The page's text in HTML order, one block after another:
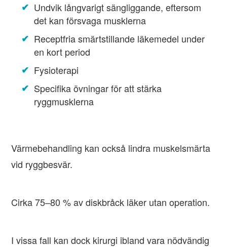
Undvik långvarigt sängliggande, eftersom
det kan försvaga musklerna
Receptfria smärtstillande läkemedel under
en kort period
Fysioterapi
Specifika övningar för att stärka
ryggmusklerna
Värmebehandling kan också lindra muskelsmärta
vid ryggbesvär.
Cirka 75–80 % av diskbråck läker utan operation.
I vissa fall kan dock kirurgi ibland vara nödvändig